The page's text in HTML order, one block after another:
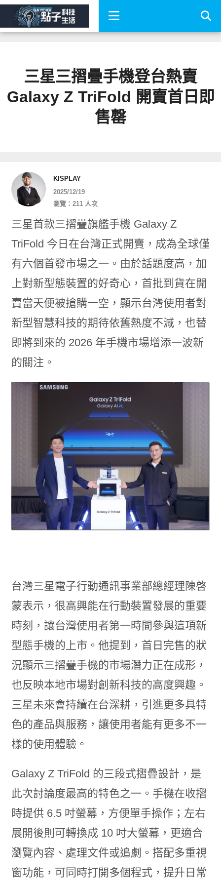
三星三摺疊手機登台熱賣
Galaxy Z TriFold 開賣首日即
售罄
KISPLAY
2025/12/19
瀏覽：211 人次
三星首款三摺疊旗艦手機 Galaxy Z
TriFold 今日在台灣正式開賣，成為全球僅
有六個首發市場之一。由於話題度高，加
上對新型態裝置的好奇心，首批到貨在開
賣當天便被搶購一空，顯示台灣使用者對
新型智慧科技的期待依舊熱度不減，也替
即將到來的 2026 年手機市場增添一波新
的關注。
台灣三星電子行動通訊事業部總經理陳啓
蒙表示，很高興能在行動裝置發展的重要
時刻，讓台灣使用者第一時間參與這項新
型態手機的上市。他提到，首日完售的狀
況顯示三摺疊手機的市場潛力正在成形，
也反映本地市場對創新科技的高度興趣。
三星未來會持續在台深耕，引進更多具特
色的產品與服務，讓使用者能有更多不一
樣的使用體驗。
Galaxy Z TriFold 的三段式摺疊設計，是
此次討論度最高的特色之一。手機在收摺
時提供 6.5 吋螢幕，方便單手操作；左右
展開後則可轉換成 10 吋大螢幕，更適合
瀏覽內容、處理文件或追劇。搭配多重視
窗功能，可同時打開多個程式，提升日常